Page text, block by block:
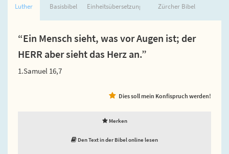
Luther Basisbibel Einheitsübersetzung Zürcher Bibel
“Ein Mensch sieht, was vor Augen ist; der
HERR aber sieht das Herz an.”
1.Samuel 16,7
Dies soll mein Konfispruch werden!
Merken
Den Text in der Bibel online lesen